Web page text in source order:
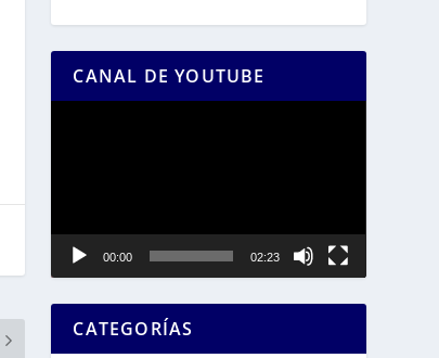
CANAL DE YOUTUBE
00:00 02:23
CATEGORÍAS